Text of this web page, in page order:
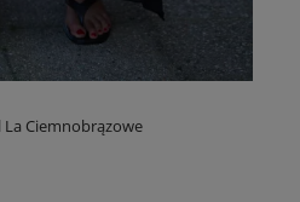
La Ciemnobrązowe